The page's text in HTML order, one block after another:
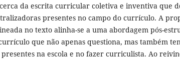
da escrita curricular coletiva e inventiva que
presentes no campo do currículo. A
no texto alinha-se a uma abordagem pós-
que não apenas questiona, mas também
na escola e no fazer curriculista. Ao